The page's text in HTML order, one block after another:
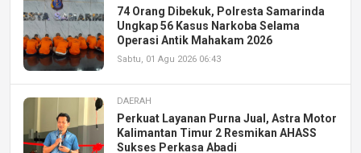
74 Orang Dibekuk, Polresta Samarinda
Ungkap 56 Kasus Narkoba Selama
Operasi Antik Mahakam 2026
Sabtu, 01 Agu 2026 06:43
DAERAH
Perkuat Layanan Purna Jual, Astra Motor
Kalimantan Timur 2 Resmikan AHASS
Sukses Perkasa Abadi